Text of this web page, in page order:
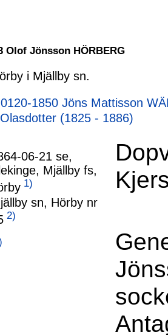
Olof Jönsson HÖRBERG
i Mjällby sn.
1850 Jöns Mattisson
(1825 - 1886)
06-21 se,
Mjällby fs,
1)
sn, Hörby nr
2)